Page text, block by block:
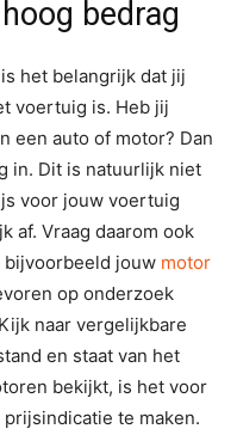
bedrag
het belangrijk dat jij
voertuig is. Heb jij
een auto of motor? Dan
in. Dit is natuurlijk niet
voor jouw voertuig
af. Vraag daarom ook
bijvoorbeeld jouw motor
op onderzoek
naar vergelijkbare
en staat van het
bekijkt, is het voor
te maken.